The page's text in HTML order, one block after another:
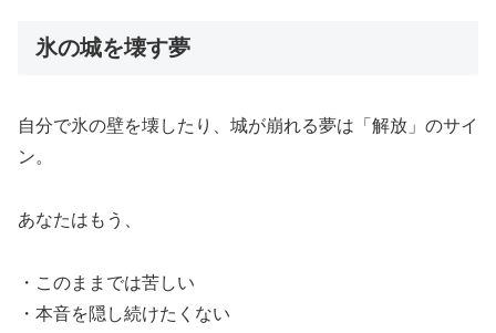
氷の城を壊す夢
自分で氷の壁を壊したり、城が崩れる夢は「解放」のサイ
ン。
あなたはもう、
・このままでは苦しい
・本音を隠し続けたくない